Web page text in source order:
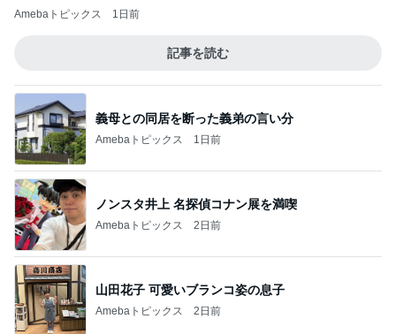
Amebaトピックス 1日前
記事を読む
義母との同居を断った義弟の言い分
Amebaトピックス 1日前
ノンスタ井上 名探偵コナン展を満喫
Amebaトピックス 2日前
山田花子 可愛いブランコ姿の息子
Amebaトピックス 2日前